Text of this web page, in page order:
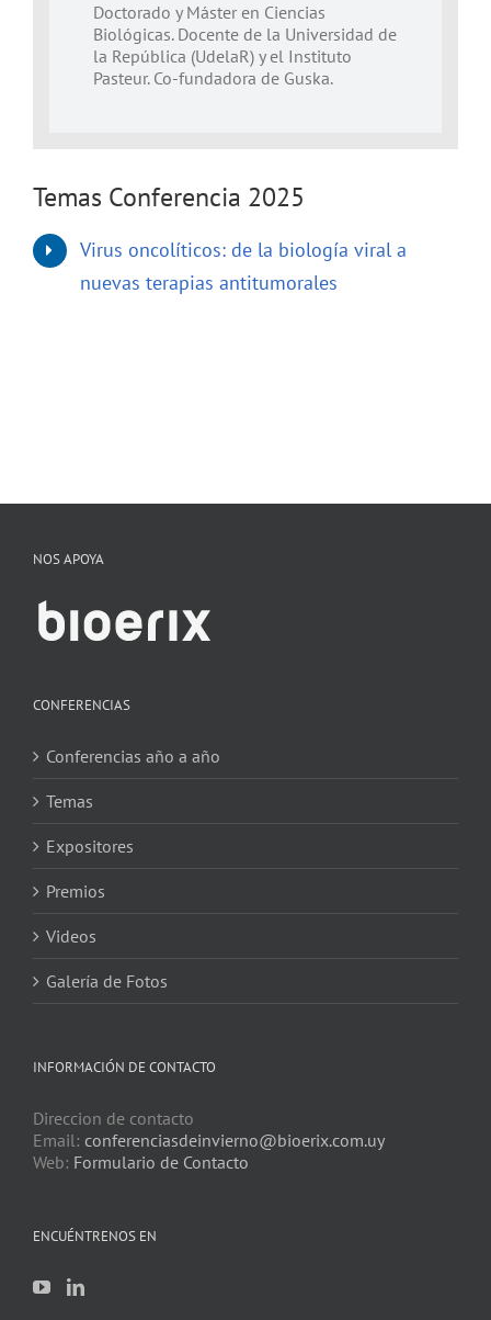
Doctorado y Máster en Ciencias
Biológicas. Docente de la Universidad de
la República (UdelaR) y el Instituto
Pasteur. Co-fundadora de Guska.
Temas Conferencia 2025
Virus oncolíticos: de la biología viral a
nuevas terapias antitumorales
NOS APOYA
CONFERENCIAS
Conferencias año a año
Temas
Expositores
Premios
Videos
Galería de Fotos
INFORMACIÓN DE CONTACTO
Direccion de contacto
Email: conferenciasdeinvierno@bioerix.com.uy
Web: Formulario de Contacto
ENCUÉNTRENOS EN